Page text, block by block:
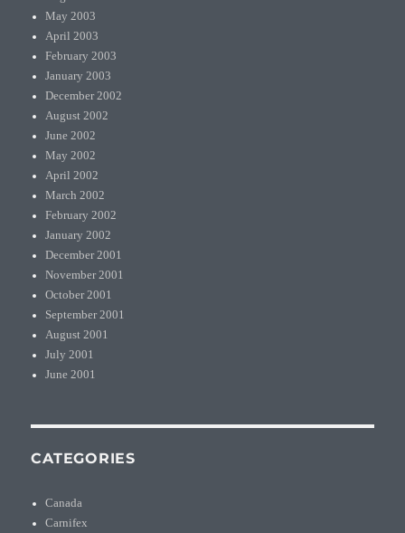
May 2003
April 2003
February 2003
January 2003
December 2002
August 2002
June 2002
May 2002
April 2002
March 2002
February 2002
January 2002
December 2001
November 2001
October 2001
September 2001
August 2001
July 2001
June 2001
CATEGORIES
Canada
Carnifex